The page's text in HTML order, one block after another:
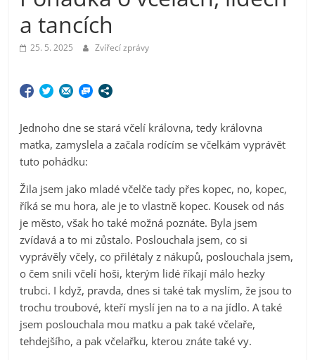
a tancích
25. 5. 2025 Zvířecí zprávy
Jednoho dne se stará včelí královna, tedy královna
matka, zamyslela a začala rodícím se včelkám vyprávět
tuto pohádku:
Žila jsem jako mladé včelče tady přes kopec, no, kopec,
říká se mu hora, ale je to vlastně kopec. Kousek od nás
je město, však ho také možná poznáte. Byla jsem
zvídavá a to mi zůstalo. Poslouchala jsem, co si
vyprávěly včely, co přilétaly z nákupů, poslouchala jsem,
o čem snili včelí hoši, kterým lidé říkají málo hezky
trubci. I když, pravda, dnes si také tak myslím, že jsou to
trochu troubové, kteří myslí jen na to a na jídlo. A také
jsem poslouchala mou matku a pak také včelaře,
tehdejšího, a pak včelařku, kterou znáte také vy.